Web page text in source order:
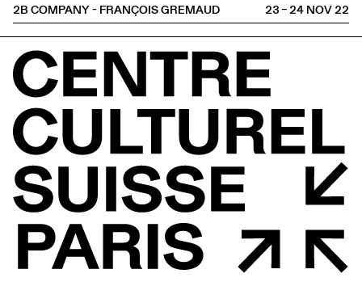
2B COMPANY - FRANÇOIS GREMAUD
23 – 24 NOV2022